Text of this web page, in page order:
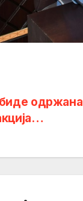
одржана